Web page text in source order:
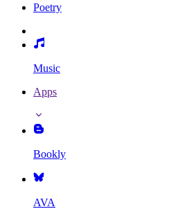
Poetry
Music
Apps
Bookly
AVA